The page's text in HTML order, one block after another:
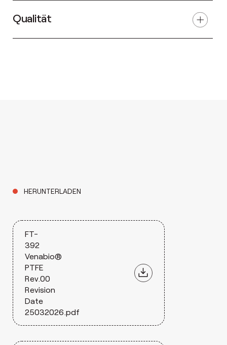
Qualität
HERUNTERLADEN
FT-
392
Venabio®
PTFE
Rev.00
Revision
Date
25032026.pdf